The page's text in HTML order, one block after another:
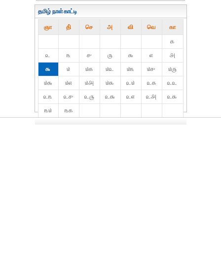
தமிழ் நாள்காட்டி
ஞா தி் செ அ வி வெ கா
௧
௨
௩ ௪ ௫ ௬ ௭
௮
௯
௰ ௰௧ ௰௨ ௰௩ ௰௪
௰௫
௰௬
௰௭ ௰௮ ௰௯ ௨௰ ௨௧
௨௨
௨௩
௨௪ ௨௫ ௨௬ ௨௭ ௨௮
௨௯
௩௰
௩௧